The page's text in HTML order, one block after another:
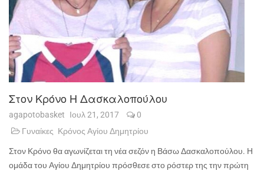
Στον Κρόνο Η Δασκαλοπούλου
agapotobasket Ιουλ 21, 2017
0
Γυναίκες Κρόνος Αγίου Δημητρίου
Στον Κρόνο θα αγωνίζεται τη νέα σεζόν η Βάσω Δασκαλοπούλου. Η
ομάδα του Αγίου Δημητρίου πρόσθεσε στο ρόστερ της την πρώτη